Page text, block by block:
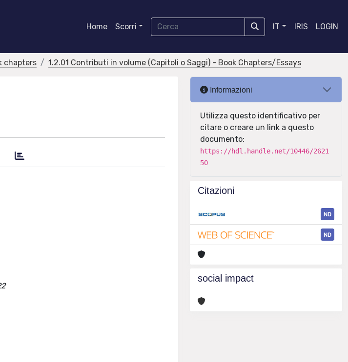
Home Scorri IT IRIS LOGIN
chapters 1.2.01 Contributi in volume (Capitoli o Saggi) - Book Chapters/Essays
Informazioni
Utilizza questo identificativo per
citare o creare un link a questo
documento:
https://hdl.handle.net/10446/2621
50
Citazioni
ND
ND
social impact